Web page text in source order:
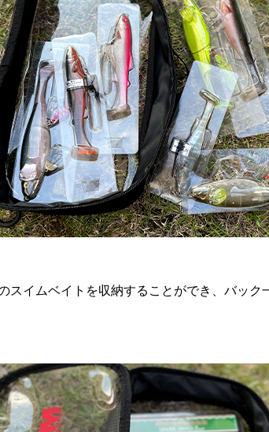
スイムベイトを収納することができ、バック